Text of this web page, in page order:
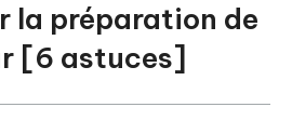
la préparation de
[6 astuces]